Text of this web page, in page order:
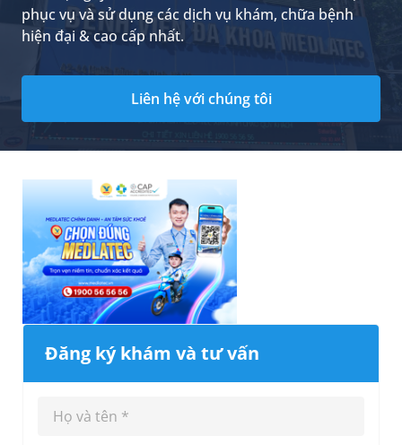
phục vụ và sử dụng các dịch vụ khám, chữa bệnh
hiện đại & cao cấp nhất.
Liên hệ với chúng tôi
Đăng ký khám và tư vấn